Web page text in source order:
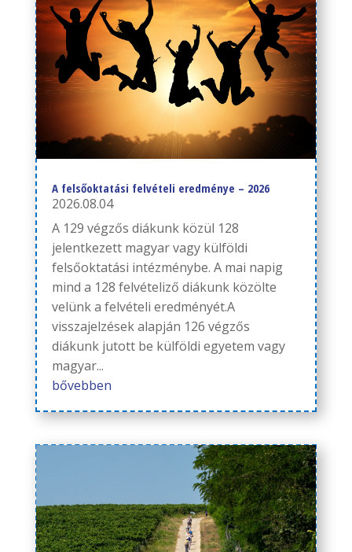
A felsőoktatási felvételi eredménye – 2026
2026.08.04
A 129 végzős diákunk közül 128
jelentkezett magyar vagy külföldi
felsőoktatási intézménybe. A mai napig
mind a 128 felvételiző diákunk közölte
velünk a felvételi eredményét.A
visszajelzések alapján 126 végzős
diákunk jutott be külföldi egyetem vagy
magyar...
bővebben